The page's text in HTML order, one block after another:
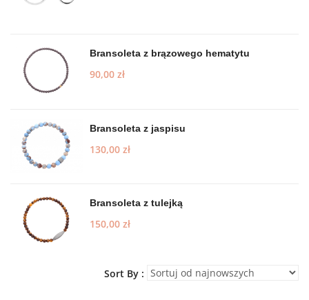
Bransoleta z brązowego hematytu
90,00 zł
Bransoleta z jaspisu
130,00 zł
Bransoleta z tulejką
150,00 zł
Sort By :